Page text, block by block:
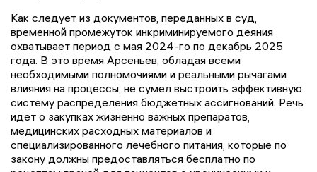
Как следует из документов, переданных в суд,
временной промежуток инкриминируемого деяния
охватывает период с мая 2024-го по декабрь 2025
года. В это время Арсеньев, обладая всеми
необходимыми полномочиями и реальными рычагами
влияния на процессы, не сумел выстроить эффективную
систему распределения бюджетных ассигнований. Речь
идет о закупках жизненно важных препаратов,
медицинских расходных материалов и
специализированного лечебного питания, которые по
закону должны предоставляться бесплатно по